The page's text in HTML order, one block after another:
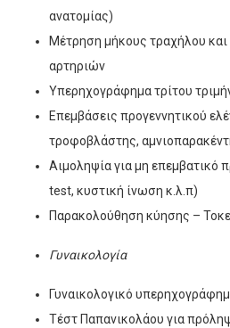
ανατομίας)
Μέτρηση μήκους τραχήλου
αρτηριών
Υπερηχογράφημα τρίτου
Επεμβάσεις προγεννητικού
τροφοβλάστης,
Αιμοληψία για μη επεμβατικό
test, κυστική ίνωση κ.λ.π)
Παρακολούθηση κύησης –
Γυναικολογία
Γυναικολογικό
Τέστ Παπανικολάου για